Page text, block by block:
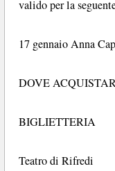
valido per la
17 gennaio Anna
DOVE
BIGLIETTERIA
Teatro di Rifredi